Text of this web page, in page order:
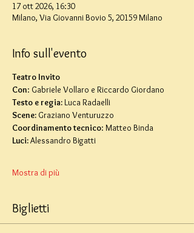
17 ott 2026, 16:30
Milano, Via Giovanni Bovio 5, 20159 Milano
Info sull'evento
Teatro Invito
Con: Gabriele Vollaro e Riccardo Giordano
Testo e regia: Luca Radaelli
Scene: Graziano Venturuzzo
Coordinamento tecnico: Matteo Binda
Luci: Alessandro Bigatti
Mostra di più
Biglietti